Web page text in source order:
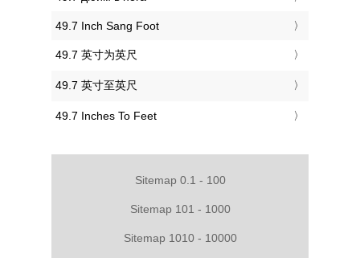
‎49.7 Inch Sang Foot
‎49.7 英寸为英尺
‎49.7 英寸至英尺
‎49.7 Inches To Feet
Sitemap 0.1 - 100
Sitemap 101 - 1000
Sitemap 1010 - 10000